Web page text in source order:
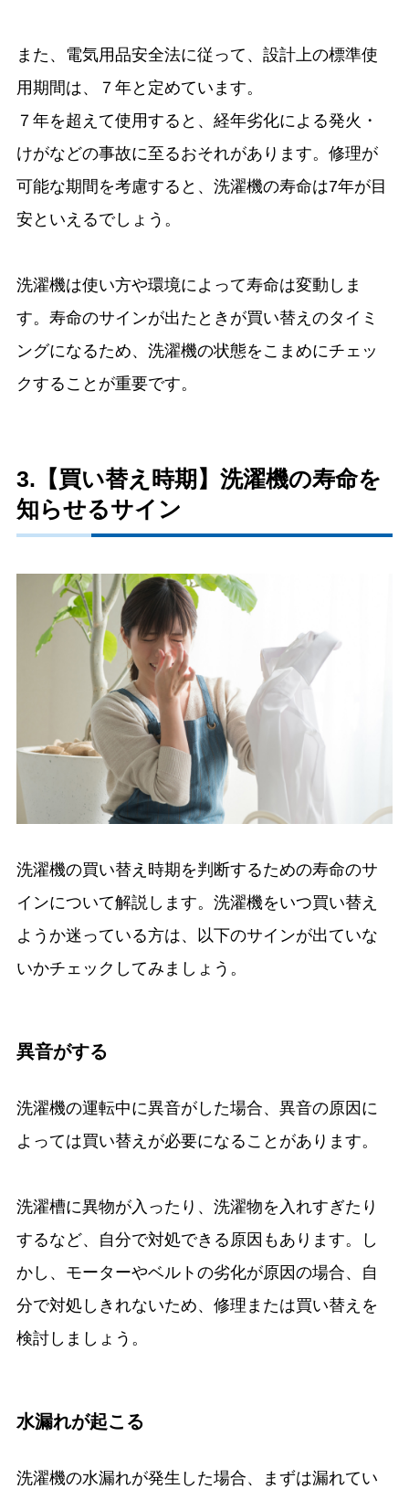
また、電気用品安全法に従って、設計上の標準使
用期間は、７年と定めています。
７年を超えて使用すると、経年劣化による発火・
けがなどの事故に至るおそれがあります。修理が
可能な期間を考慮すると、洗濯機の寿命は7年が目
安といえるでしょう。
洗濯機は使い方や環境によって寿命は変動しま
す。寿命のサインが出たときが買い替えのタイミ
ングになるため、洗濯機の状態をこまめにチェッ
クすることが重要です。
3.【買い替え時期】洗濯機の寿命を
知らせるサイン
洗濯機の買い替え時期を判断するための寿命のサ
インについて解説します。洗濯機をいつ買い替え
ようか迷っている方は、以下のサインが出ていな
いかチェックしてみましょう。
異音がする
洗濯機の運転中に異音がした場合、異音の原因に
よっては買い替えが必要になることがあります。
洗濯槽に異物が入ったり、洗濯物を入れすぎたり
するなど、自分で対処できる原因もあります。し
かし、モーターやベルトの劣化が原因の場合、自
分で対処しきれないため、修理または買い替えを
検討しましょう。
水漏れが起こる
洗濯機の水漏れが発生した場合、まずは漏れてい